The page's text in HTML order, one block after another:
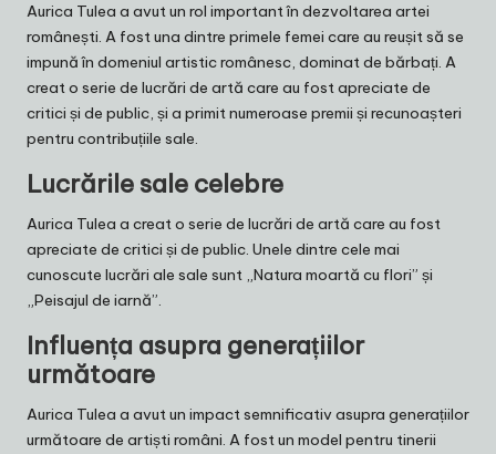
Aurica Tulea a avut un rol important în dezvoltarea artei
românești. A fost una dintre primele femei care au reușit să se
impună în domeniul artistic românesc, dominat de bărbați. A
creat o serie de lucrări de artă care au fost apreciate de
critici și de public, și a primit numeroase premii și recunoașteri
pentru contribuțiile sale.
Lucrările sale celebre
Aurica Tulea a creat o serie de lucrări de artă care au fost
apreciate de critici și de public. Unele dintre cele mai
cunoscute lucrări ale sale sunt „Natura moartă cu flori” și
„Peisajul de iarnă”.
Influența asupra generațiilor
următoare
Aurica Tulea a avut un impact semnificativ asupra generațiilor
următoare de artiști români. A fost un model pentru tinerii